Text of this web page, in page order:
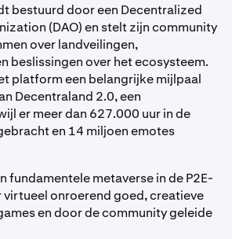
bestuurd door een Decentralized
(DAO) en stelt zijn community
over landveilingen,
beslissingen over het ecosysteem.
platform een belangrijke mijlpaal
Decentraland 2.0, een
er meer dan 627.000 uur in de
en 14 miljoen emotes
fundamentele metaverse in de P2E-
virtueel onroerend goed, creatieve
en door de community geleide